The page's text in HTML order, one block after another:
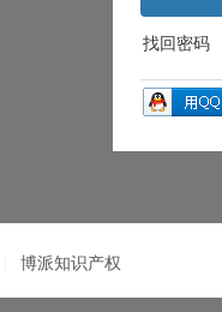
找回密码
博派知识产权